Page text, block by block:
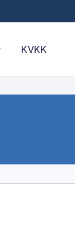
KVKK